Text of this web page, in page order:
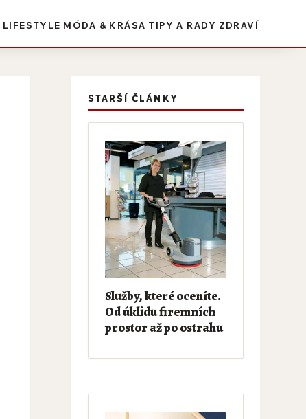
LIFESTYLE MÓDA & KRÁSA TIPY A RADY ZDRAVÍ
STARŠÍ ČLÁNKY
Služby, které oceníte.
Od úklidu firemních
prostor až po ostrahu